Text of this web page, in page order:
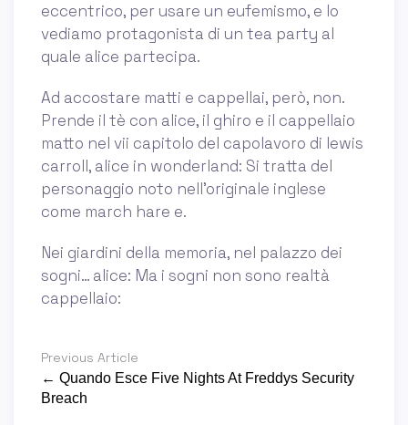
eccentrico, per usare un eufemismo, e lo
vediamo protagonista di un tea party al
quale alice partecipa.
Ad accostare matti e cappellai, però, non.
Prende il tè con alice, il ghiro e il cappellaio
matto nel vii capitolo del capolavoro di lewis
carroll, alice in wonderland: Si tratta del
personaggio noto nell’originale inglese
come march hare e.
Nei giardini della memoria, nel palazzo dei
sogni… alice: Ma i sogni non sono realtà
cappellaio:
Previous Article
← Quando Esce Five Nights At Freddys Security
Breach